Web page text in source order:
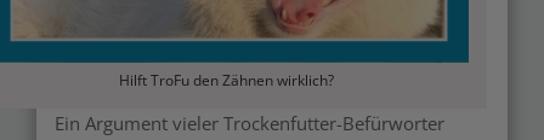
Hilft TroFu den Zähnen wirklich?
Ein Argument vieler Trockenfutter-Befürworter